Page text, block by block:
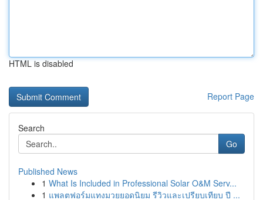
HTML is disabled
Report Page
Search
Go
Published News
1 What Is Included in Professional Solar O&M Serv...
1 แพลตฟอร์มแทงมวยยอดนิยม รีวิวและเปรียบเทียบ ปี ...